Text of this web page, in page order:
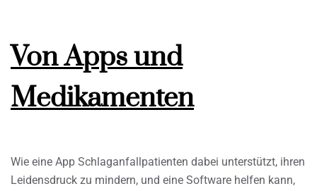
Von Apps und
Medikamenten
Wie eine App Schlaganfallpatienten dabei unterstützt, ihren
Leidensdruck zu mindern, und eine Software helfen kann,